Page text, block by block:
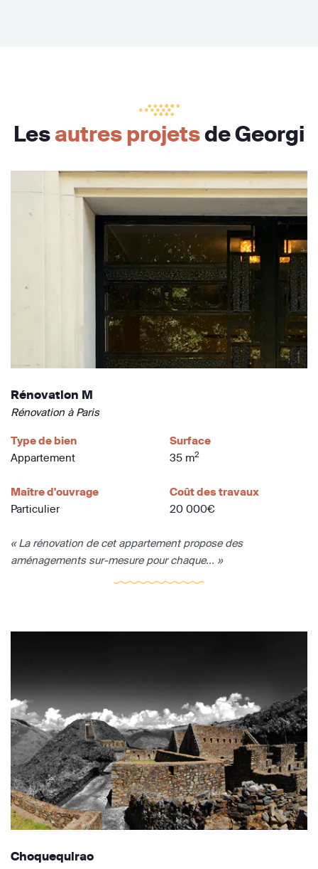
Lesautres projetsde Georgi
Rénovation M
Rénovation à Paris
Type de bien
Appartement
Surface
35 m2
Maître d'ouvrage
Particulier
Coût des travaux
20 000€
« La rénovation de cet appartement propose des
aménagements sur-mesure pour chaque... »
Choquequirao